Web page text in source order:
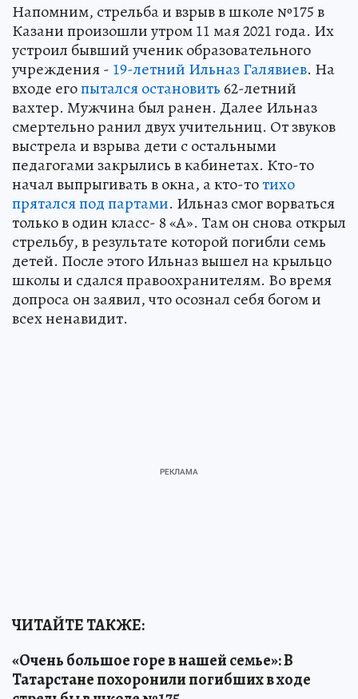
Напомним, стрельба и взрыв в школе №175 в
Казани произошли утром 11 мая 2021 года. Их
устроил бывший ученик образовательного
учреждения - 19-летний Ильназ Галявиев. На
входе егопытался остановить62-летний
вахтер. Мужчина был ранен. Далее Ильназ
смертельно ранил двух учительниц. От звуков
выстрела и взрыва дети с остальными
педагогами закрылись в кабинетах. Кто-то
начал выпрыгивать в окна, а кто-тотихо
прятался под партами. Ильназ смог ворваться
только в один класс- 8 «А». Там он снова открыл
стрельбу, в результате которой погибли семь
детей. После этого Ильназ вышел на крыльцо
школы и сдался правоохранителям. Во время
допроса он заявил, что осознал себя богом и
всех ненавидит.
ЧИТАЙТЕ ТАКЖЕ:
«Очень большое горе в нашей семье»: В
Татарстане похоронили погибших в ходе